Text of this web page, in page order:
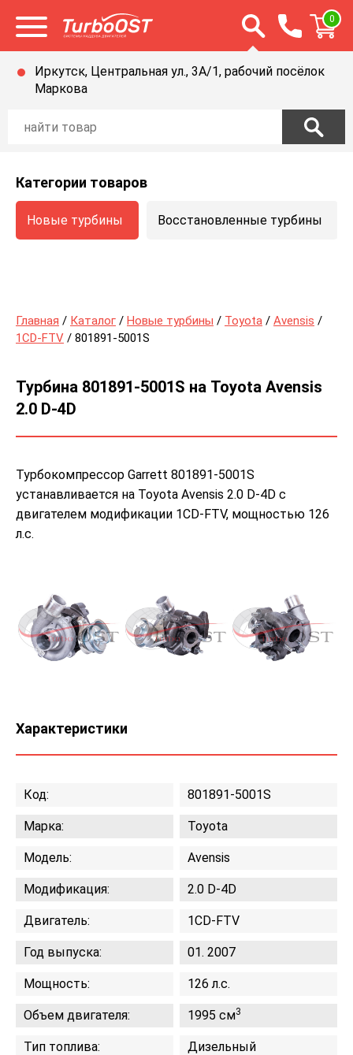
Открыть меню Открыть строку
0
Иркутск, Центральная ул., 3А/1, рабочий посёлок
Маркова
Категории товаров
Новые турбины Восстановленные турбины
Главная / Каталог / Новые турбины / Toyota / Avensis /
1CD-FTV / 801891-5001S
Турбина 801891-5001S на Toyota Avensis
2.0 D-4D
Турбокомпрессор Garrett 801891-5001S
устанавливается на Toyota Avensis 2.0 D-4D с
двигателем модификации 1CD-FTV, мощностью 126
л.с.
Характеристики
Код: 801891-5001S
Марка: Toyota
Модель: Avensis
Модификация: 2.0 D-4D
Двигатель: 1CD-FTV
Год выпуска: 01. 2007
Мощность: 126 л.с.
Объем двигателя: 1995 см3
Тип топлива: Дизельный